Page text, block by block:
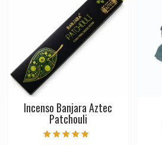
Incenso Banjara Aztec
Patchouli